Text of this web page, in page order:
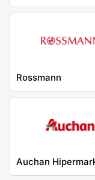
Rossmann
Auchan